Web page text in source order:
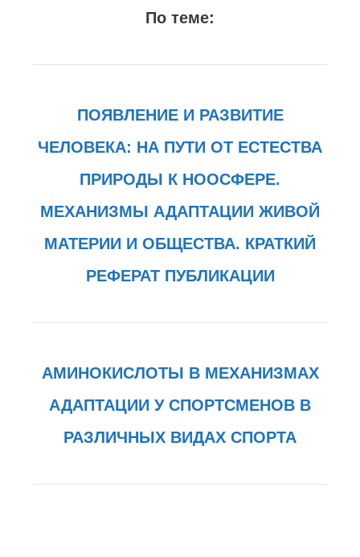
По теме:
ПОЯВЛЕНИЕ И РАЗВИТИЕ
ЧЕЛОВЕКА: НА ПУТИ ОТ ЕСТЕСТВА
ПРИРОДЫ К НООСФЕРЕ.
МЕХАНИЗМЫ АДАПТАЦИИ ЖИВОЙ
МАТЕРИИ И ОБЩЕСТВА. КРАТКИЙ
РЕФЕРАТ ПУБЛИКАЦИИ
АМИНОКИСЛОТЫ В МЕХАНИЗМАХ
АДАПТАЦИИ У СПОРТСМЕНОВ В
РАЗЛИЧНЫХ ВИДАХ СПОРТА